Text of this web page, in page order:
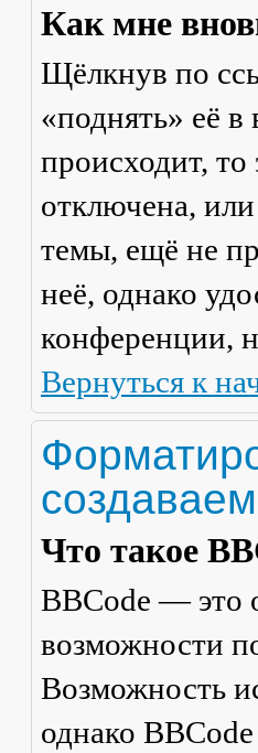
Как мне
Щёлкнув по
«поднять» её
происходит, то
отключена,
темы, ещё не
неё, однако
конференции,
Вернуться к
Что такое
BBCode — это
возможности
Возможность
однако